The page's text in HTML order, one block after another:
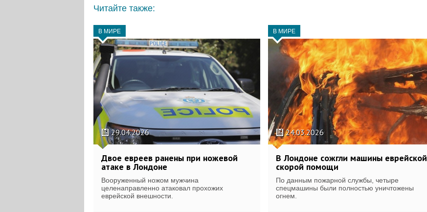
Читайте также:
В МИРЕ
29.04.2026
Двое евреев ранены при ножевой
атаке в Лондоне
Вооруженный ножом мужчина
целенаправленно атаковал прохожих
еврейской внешности.
В МИРЕ
24.03.2026
В Лондоне сожгли машины еврейской
скорой помощи
По данным пожарной службы, четыре
спецмашины были полностью уничтожены
огнем.